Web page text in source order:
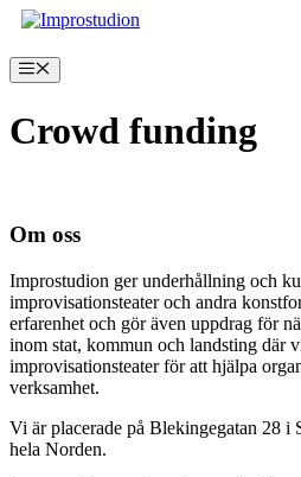
Hoppa
innehållMeny
Crowd funding
Om oss
Improstudion ger underhållning och
improvisationsteater och andra
erfarenhet och gör även uppdrag för
inom stat, kommun och landsting där
improvisationsteater för att hjälpa
verksamhet.
Vi är placerade på Blekingegatan 28 i
hela Norden.